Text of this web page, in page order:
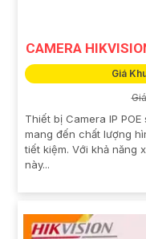
CAMERA
Giá
Thiết bị Camera IP
mang đến chất lượng
tiết kiệm. Với khả năng
này...